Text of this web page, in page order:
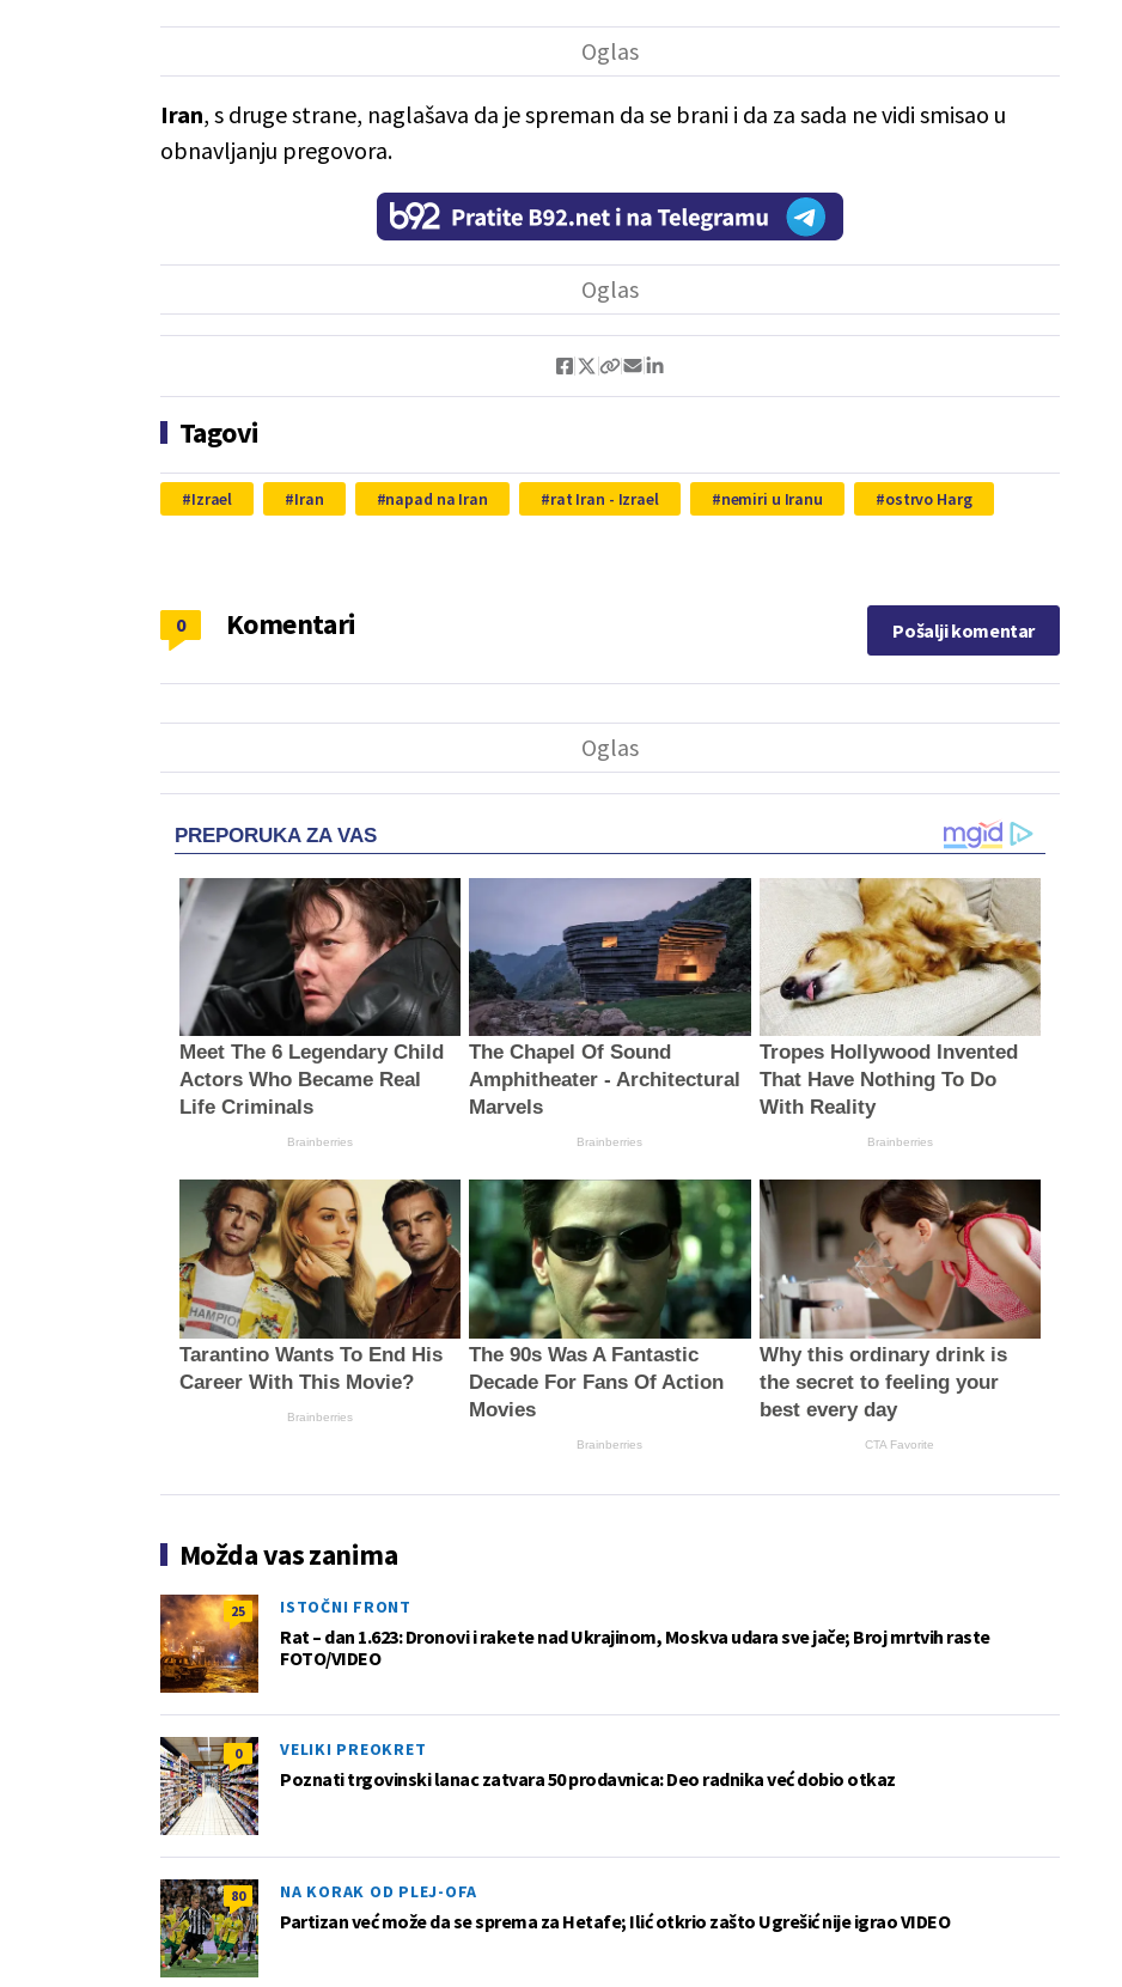
Iran, s druge strane, naglašava da je spreman da se brani i da za sada ne vidi smisao u
obnavljanju pregovora.
Tagovi
Izrael Iran napad na Iran rat Iran - Izrael nemiri u Iranu ostrvo Harg
Komentari
0 Pošalji komentar
PREPORUKA ZA VAS
Meet The 6 Legendary Child
Actors Who Became Real
Life Criminals
Brainberries
The Chapel Of Sound
Amphitheater - Architectural
Marvels
Brainberries
Tropes Hollywood Invented
That Have Nothing To Do
With Reality
Brainberries
Tarantino Wants To End His
Career With This Movie?
Brainberries
The 90s Was A Fantastic
Decade For Fans Of Action
Movies
Brainberries
Why this ordinary drink is
the secret to feeling your
best every day
CTA Favorite
Možda vas zanima
25 ISTOČNI FRONT
Rat – dan 1.623: Dronovi i rakete nad Ukrajinom, Moskva udara sve jače; Broj mrtvih raste
FOTO/VIDEO
0 VELIKI PREOKRET
Poznati trgovinski lanac zatvara 50 prodavnica: Deo radnika već dobio otkaz
80 NA KORAK OD PLEJ-OFA
Partizan već može da se sprema za Hetafe; Ilić otkrio zašto Ugrešić nije igrao VIDEO